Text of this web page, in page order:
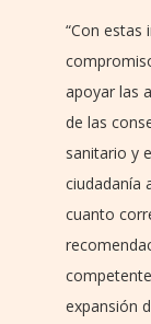
“Con estas
apoyar las
de las
sanitario y
ciudadanía
cuanto
expansión